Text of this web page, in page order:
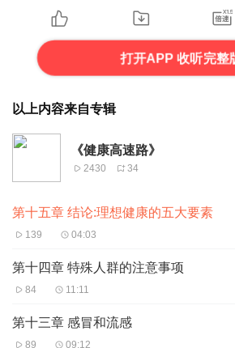
打开APP 收听完整
以上内容来自专辑
《健康高速路》
2430 34
第十五章 结论:理想健康的五大要素
139 04:03
第十四章 特殊人群的注意事项
84 11:11
第十三章 感冒和流感
89 09:12